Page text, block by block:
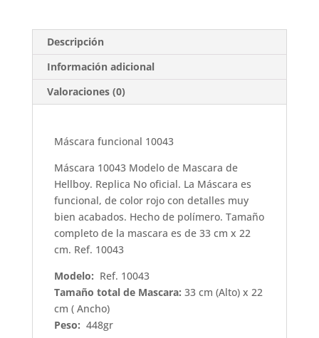
Descripción
Información adicional
Valoraciones (0)
Máscara funcional 10043
Máscara 10043 Modelo de Mascara de
Hellboy. Replica No oficial. La Máscara es
funcional, de color rojo con detalles muy
bien acabados. Hecho de polímero. Tamaño
completo de la mascara es de 33 cm x 22
cm. Ref. 10043
Modelo: Ref. 10043
Tamaño total de Mascara: 33 cm (Alto) x 22
cm ( Ancho)
Peso: 448gr